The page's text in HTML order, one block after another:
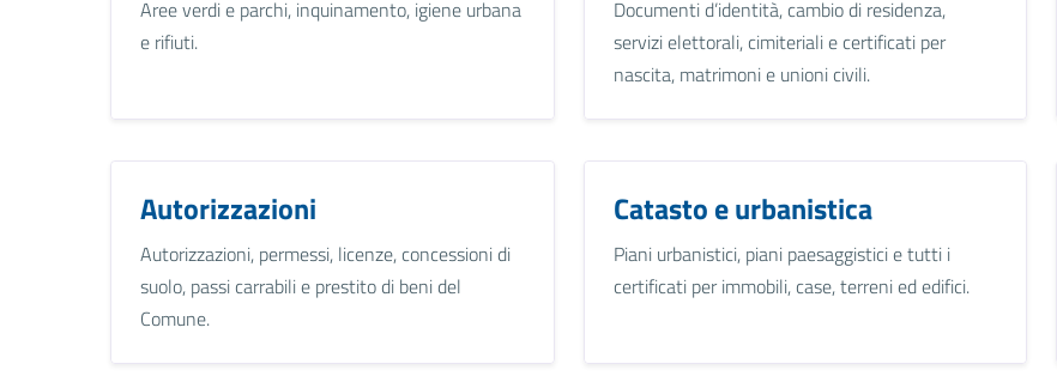
Aree verdi e parchi, inquinamento, igiene urbana
e rifiuti.
Documenti d’identità, cambio di residenza,
servizi elettorali, cimiteriali e certificati per
nascita, matrimoni e unioni civili.
Autorizzazioni
Autorizzazioni, permessi, licenze, concessioni di
suolo, passi carrabili e prestito di beni del
Comune.
Catasto e urbanistica
Piani urbanistici, piani paesaggistici e tutti i
certificati per immobili, case, terreni ed edifici.